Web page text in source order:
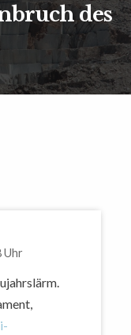
des
Uhr